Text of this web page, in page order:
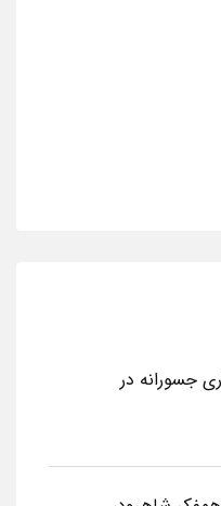
جسورانه در